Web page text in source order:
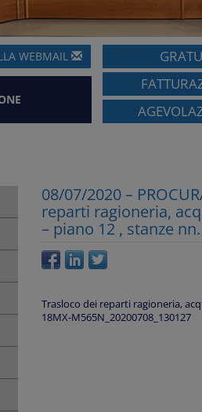
WEBMAIL
08/07/2020 –
reparti ragioneria,
– piano 12 , stanze
Trasloco dei reparti ragioneria,
18MX-M565N_20200708_130127